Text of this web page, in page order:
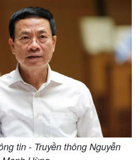
tin - Truyền thông Nguyễn